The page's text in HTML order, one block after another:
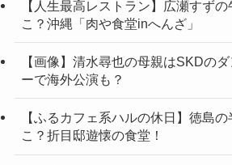
【人生最高レストラン】広瀬すず
こ？沖縄「肉や食堂inへんざ」
【画像】清水尋也の母親はSKDの
ーで海外公演も？
【ふるカフェ系ハルの休日】徳島
こ？折目邸遊懐の食堂！